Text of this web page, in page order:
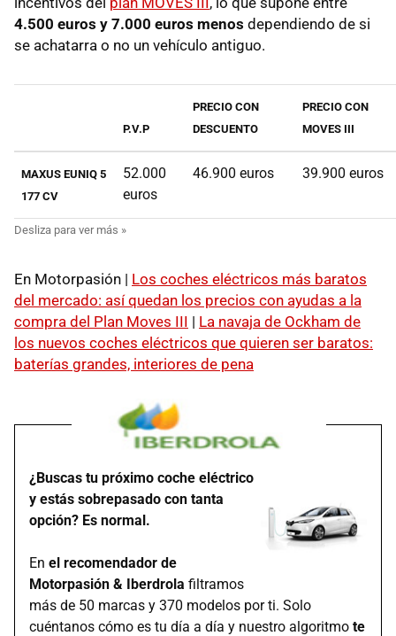
4.500 euros y 7.000 euros menos dependiendo de si
se achatarra o no un vehículo antiguo.
P.V.P
PRECIO CON
DESCUENTO
PRECIO CON
MOVES III
MAXUS EUNIQ 5
177 CV
52.000
euros
46.900 euros 39.900 euros
En Motorpasión | Los coches eléctricos más baratos
del mercado: así quedan los precios con ayudas a la
compra del Plan Moves III | La navaja de Ockham de
los nuevos coches eléctricos que quieren ser baratos:
baterías grandes, interiores de pena
¿Buscas tu próximo coche eléctrico
y estás sobrepasado con tanta
opción? Es normal.
En el recomendador de
Motorpasión & Iberdrola filtramos
más de 50 marcas y 370 modelos por ti. Solo
cuéntanos cómo es tu día a día y nuestro algoritmo te